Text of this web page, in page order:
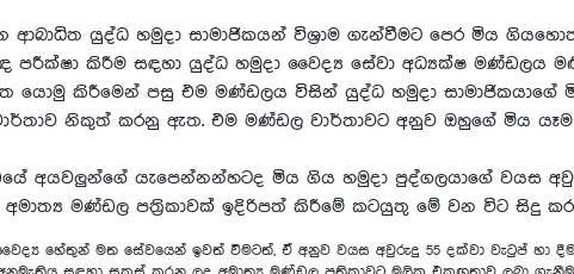
ආබාධිත යුද්ධ හමුදා සාමාජිකයන් විශ්‍රාම ගැන්වීමට පෙර මිය
පරීක්ෂා කිරීම සඳහා යුද්ධ හමුදා වෛද්‍ය සේවා අධ්‍යක්ෂ මණ්ඩලය
කිරීමෙන් පසු එම මණ්ඩලය විසින් යුද්ධ හමුදා සාමාජිකයාගේ
නිකුත් කරනු ඇත. එම මණ්ඩල වාර්තාවට අනුව ඔහුගේ මිය
අයවලුන්ගේ යැපෙන්නන්හටද මිය ගිය හමුදා පුද්ගලයාගේ වයස
අමාත්‍ය මණ්ඩල පත්‍රිකාවක් ඉදිරිපත් කිරීමේ කටයුතු මේ වන විට සිදු
හේතුන් මත සේවයෙන් ඉවත් වීමටත්, ඒ අනුව ‍වයස අවුරුදු 55 දක්වා වැටුප් හා